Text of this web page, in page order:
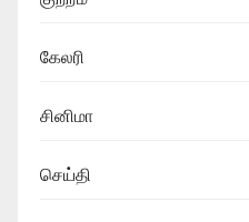
கேலரி
சினிமா
செய்தி